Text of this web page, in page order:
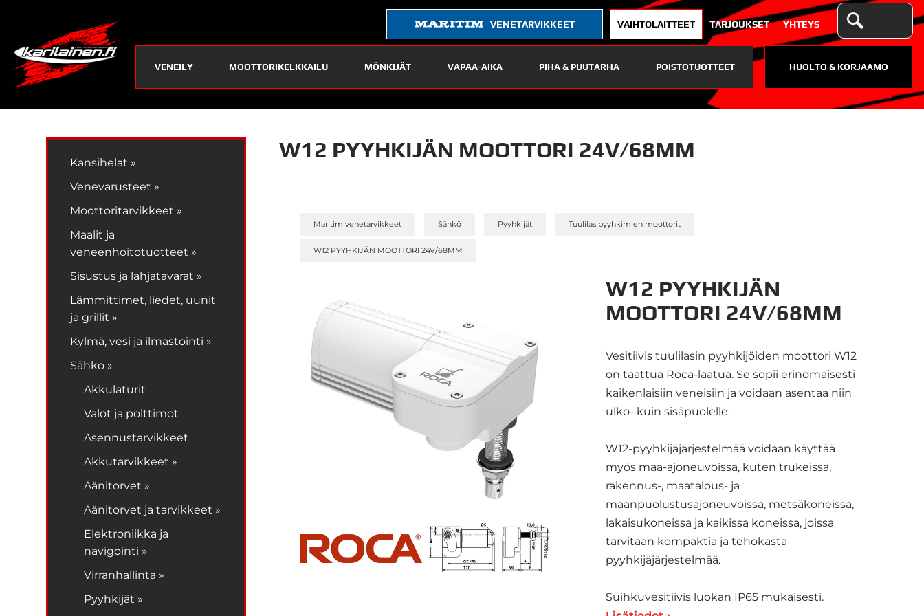
VENETARVIKKEET VAIHTOLAITTEET TARJOUKSET YHTEYS
VENEILY MOOTTORIKELKKAILU MÖNKIJÄT VAPAA-AIKA PIHA & PUUTARHA POISTOTUOTTEET HUOLTO & KORJAAMO
Kansihelat »
Venevarusteet »
Moottoritarvikkeet »
Maalit ja
veneenhoitotuotteet »
Sisustus ja lahjatavarat »
Lämmittimet, liedet, uunit
ja grillit »
Kylmä, vesi ja ilmastointi »
Sähkö »
Akkulaturit
Valot ja polttimot
Asennustarvikkeet
Akkutarvikkeet »
Äänitorvet »
Äänitorvet ja tarvikkeet »
Elektroniikka ja
navigointi »
Virranhallinta »
Pyyhkijät »
W12 PYYHKIJÄN MOOTTORI 24V/68MM
Maritim venetarvikkeet Sähkö Pyyhkijät Tuulilasipyyhkimien moottorit
W12 PYYHKIJÄN MOOTTORI 24V/68MM
W12 PYYHKIJÄN
MOOTTORI 24V/68MM
Vesitiivis tuulilasin pyyhkijöiden moottori W12
on taattua Roca-laatua. Se sopii erinomaisesti
kaikenlaisiin veneisiin ja voidaan asentaa niin
ulko- kuin sisäpuolelle.
W12-pyyhkijäjärjestelmää voidaan käyttää
myös maa-ajoneuvoissa, kuten trukeissa,
rakennus-, maatalous- ja
maanpuolustusajoneuvoissa, metsäkoneissa,
lakaisukoneissa ja kaikissa koneissa, joissa
tarvitaan kompaktia ja tehokasta
pyyhkijäjärjestelmää.
Suihkuvesitiivis luokan IP65 mukaisesti.